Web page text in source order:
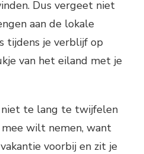
Dus vergeet niet
aan de lokale
tijdens je verblijf op
van het eiland met je
te lang te twijfelen
wilt nemen, want
voorbij en zit je